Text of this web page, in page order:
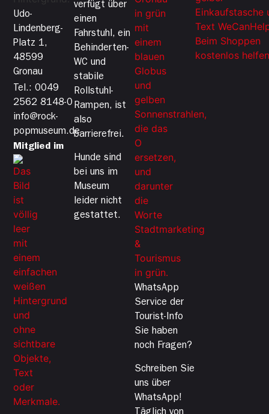
Udo-
Lindenberg-
Platz 1,
48599
Gronau
Tel.: 0049
2562 8148-0
info@rock-
popmuseum.de
Mitglied im
verfügt über
einen
Fahrstuhl, ein
Behinderten-
WC und
stabile
Rollstuhl-
Rampen, ist
also
barrierefrei.
Hunde sind
bei uns im
Museum
leider nicht
gestattet.
WhatsApp
Service der
Tourist-Info
Sie haben
noch Fragen?
Schreiben Sie
uns über
WhatsApp!